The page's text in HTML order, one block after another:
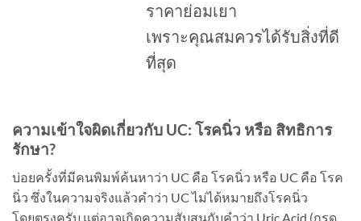
ราคาย่อมเยา
เพราะคุณสมควรได้รับสิ่งที่ดี
ที่สุด
ความเข้าใจผิดเกี่ยวกับ UC: โรคนิ่ว หรือ สิทธิการ
รักษา?
บ่อยครั้งที่มีคนพิมพ์ค้นหาว่า UC คือ โรคนิ่ว หรือ UC คือ โรค
นิ่ว ซึ่งในความจริงแล้วคำว่า UC ไม่ได้หมายถึงโรคนิ่ว
โดยตรงครับ แต่อาจเกิดความสับสนกับคำว่า Uric Acid (กรด